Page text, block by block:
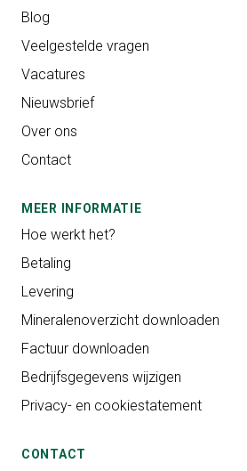
Blog
Veelgestelde vragen
Vacatures
Nieuwsbrief
Over ons
Contact
MEER INFORMATIE
Hoe werkt het?
Betaling
Levering
Mineralenoverzicht downloaden
Factuur downloaden
Bedrijfsgegevens wijzigen
Privacy- en cookiestatement
CONTACT